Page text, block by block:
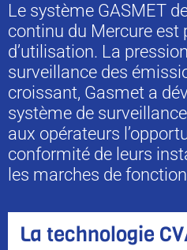
Le système GASMET
continu du Mercure est
d’utilisation. La
surveillance des
croissant, Gasmet a
système de
aux opérateurs
conformité de leurs
les marches de
La technologie